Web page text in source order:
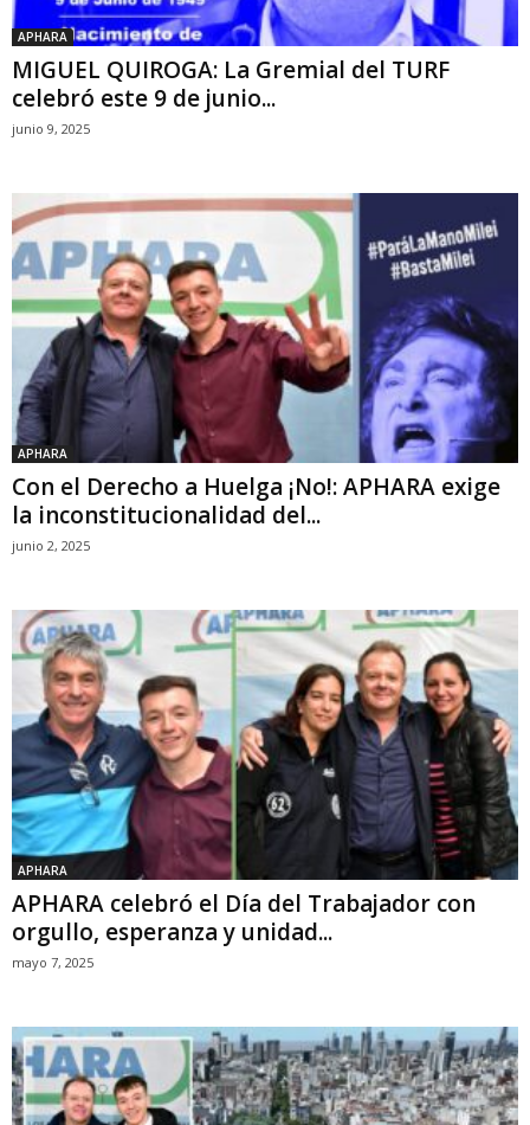
APHARA
MIGUEL QUIROGA: La Gremial del TURF
celebró este 9 de junio...
junio 9, 2025
APHARA
Con el Derecho a Huelga ¡No!: APHARA exige
la inconstitucionalidad del...
junio 2, 2025
APHARA
APHARA celebró el Día del Trabajador con
orgullo, esperanza y unidad...
mayo 7, 2025